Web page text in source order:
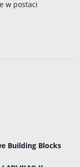
w postaci
Building Blocks